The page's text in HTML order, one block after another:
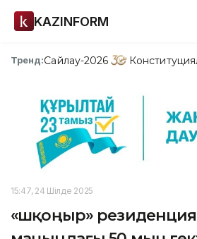
KAZINFORM
Тренд:Сайлау-2026
15:47, 24 Шілде 2025
«Үшқоңыр»